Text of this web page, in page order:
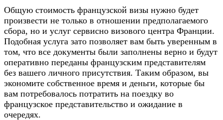
Общую стоимость французской визы нужно будет
произвести не только в отношении предполагаемого
сбора, но и услуг сервисно визового центра Франции.
Подобная услуга зато позволяет вам быть уверенным в
том, что все документы были заполнены верно и будут
оперативно переданы французским представителям
без вашего личного присутствия. Таким образом, вы
экономите собственное время и деньги, которые бы
вам потребовалось потратить на поездку во
французское представительство и ожидание в
очередях.